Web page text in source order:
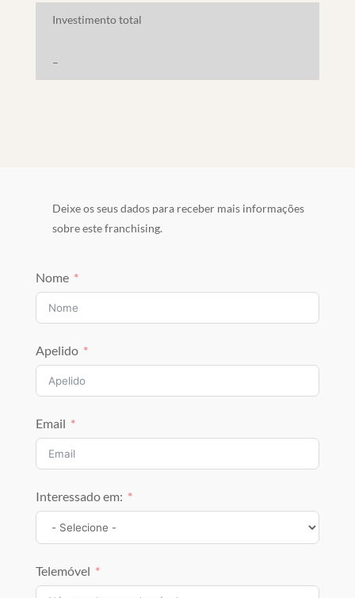
Investimento total
–
Deixe os seus dados para receber mais informações
sobre este franchising.
Nome
Apelido
Email
Interessado em:
Telemóvel